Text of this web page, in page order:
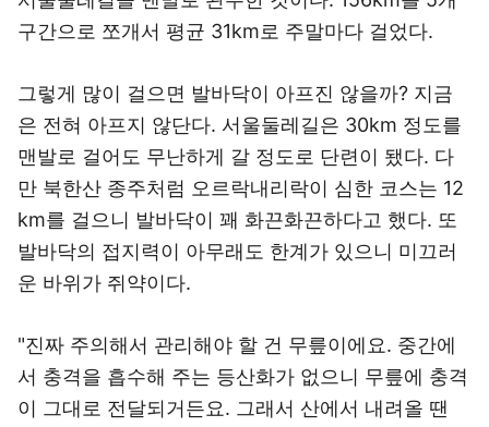
구간으로 쪼개서 평균 31km로 주말마다 걸었다.
그렇게 많이 걸으면 발바닥이 아프진 않을까? 지금
은 전혀 아프지 않단다. 서울둘레길은 30km 정도를
맨발로 걸어도 무난하게 갈 정도로 단련이 됐다. 다
만 북한산 종주처럼 오르락내리락이 심한 코스는 12
km를 걸으니 발바닥이 꽤 화끈화끈하다고 했다. 또
발바닥의 접지력이 아무래도 한계가 있으니 미끄러
운 바위가 쥐약이다.
"진짜 주의해서 관리해야 할 건 무릎이에요. 중간에
서 충격을 흡수해 주는 등산화가 없으니 무릎에 충격
이 그대로 전달되거든요. 그래서 산에서 내려올 땐